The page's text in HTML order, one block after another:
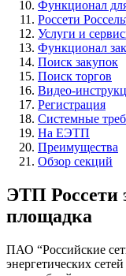
Функционал
Россети
Услуги и
Функционал
Поиск закупок
Поиск торгов
Видео-
Регистрация
Системные
На ЕЭТП
Преимущества
Обзор секций
ЭТП Россети
площадка
ПАО “Российские
энергетических